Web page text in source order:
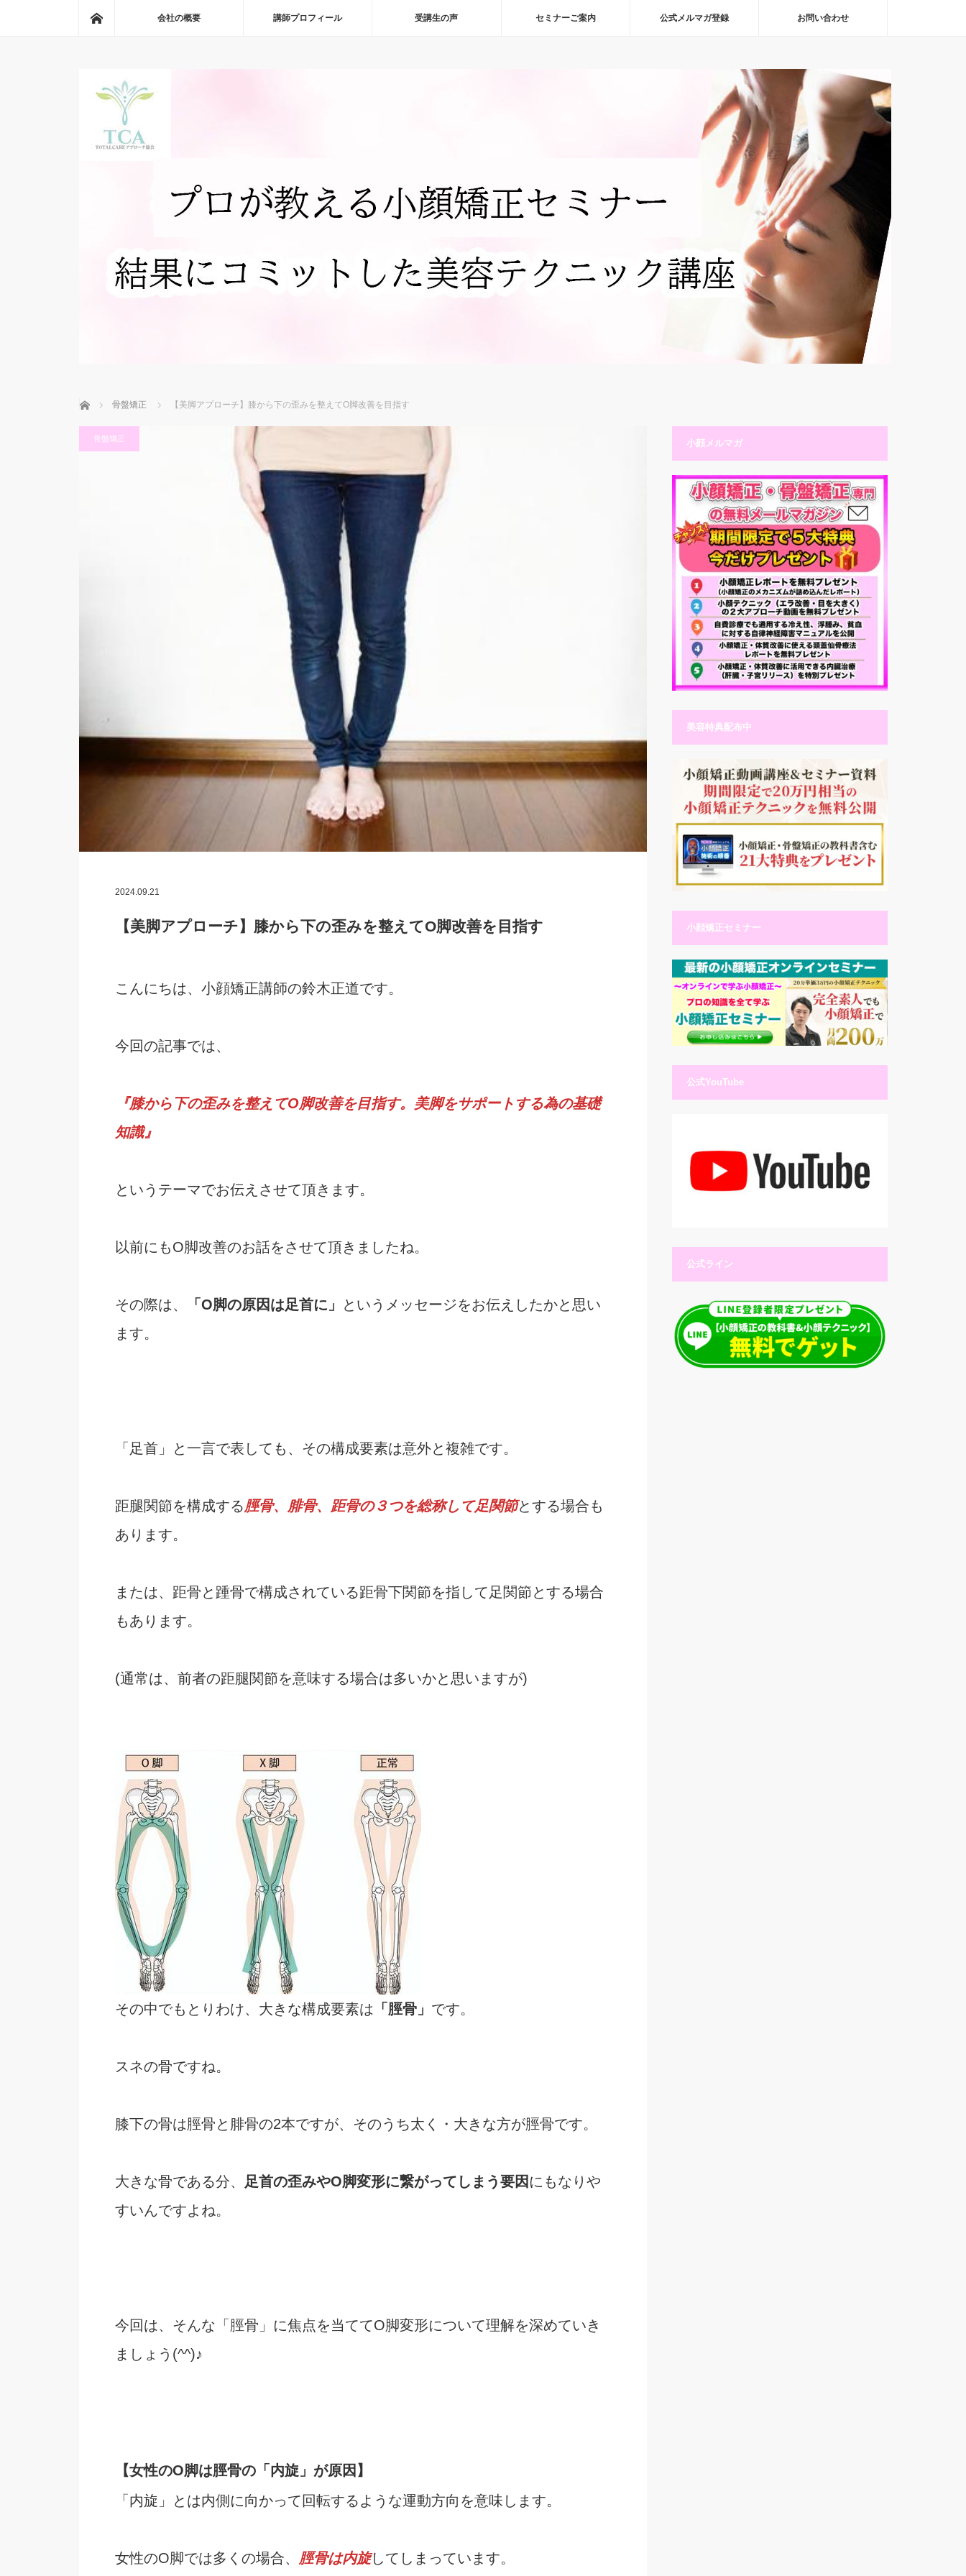
会社の概要 講師プロフィール 受講生の声 セミナーご案内 公式メルマガ登録 お問い合わせ
ホーム 骨盤矯正 【美脚アプローチ】膝から下の歪みを整えてO脚改善を目指す
骨盤矯正
2024.09.21
【美脚アプローチ】膝から下の歪みを整えてO脚改善を目指す
こんにちは、小顔矯正講師の鈴木正道です。
今回の記事では、
『膝から下の歪みを整えてO脚改善を目指す。美脚をサポートする為の基礎
知識』
というテーマでお伝えさせて頂きます。
以前にもO脚改善のお話をさせて頂きましたね。
その際は、 「O脚の原因は足首に」
というメッセージをお伝えしたかと思い
ます。
「足首」と一言で表しても、その構成要素は意外と複雑です。
距腿関節を構成する脛骨、腓骨、距骨の３つを総称して足関節とする場合も
あります。
または、距骨と踵骨で構成されている距骨下関節を指して足関節とする場合
もあります。
(通常は、前者の距腿関節を意味する場合は多いかと思いますが)
その中でもとりわけ、大きな構成要素は 「脛骨」 です。
スネの骨ですね。
膝下の骨は脛骨と腓骨の2本ですが、そのうち太く・大きな方が脛骨です。
大きな骨である分、 足首の歪みやO脚変形に繋がってしまう要因 にもなりや
すいんですよね。
今回は、そんな「脛骨」に焦点を当ててO脚変形について理解を深めていき
ましょう(^^)♪
【女性のO脚は脛骨の「内旋」が原因】
「内旋」とは内側に向かって回転するような運動方向を意味します。
女性のO脚では多くの場合、 脛骨は内旋してしまっています。
小顔メルマガ
美容特典配布中
小顔矯正セミナー
公式YouTube
公式ライン